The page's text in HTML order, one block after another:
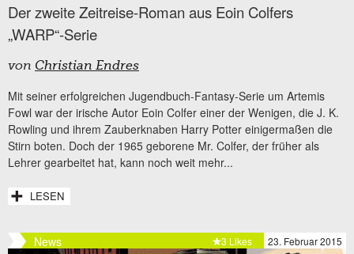
Der zweite Zeitreise-Roman aus Eoin Colfers
„WARP“-Serie
von Christian Endres
Mit seiner erfolgreichen Jugendbuch-Fantasy-Serie um Artemis
Fowl war der irische Autor Eoin Colfer einer der Wenigen, die J. K.
Rowling und ihrem Zauberknaben Harry Potter einigermaßen die
Stirn boten. Doch der 1965 geborene Mr. Colfer, der früher als
Lehrer gearbeitet hat, kann noch weit mehr...
LESEN
News 23. Februar 2015
3 Likes